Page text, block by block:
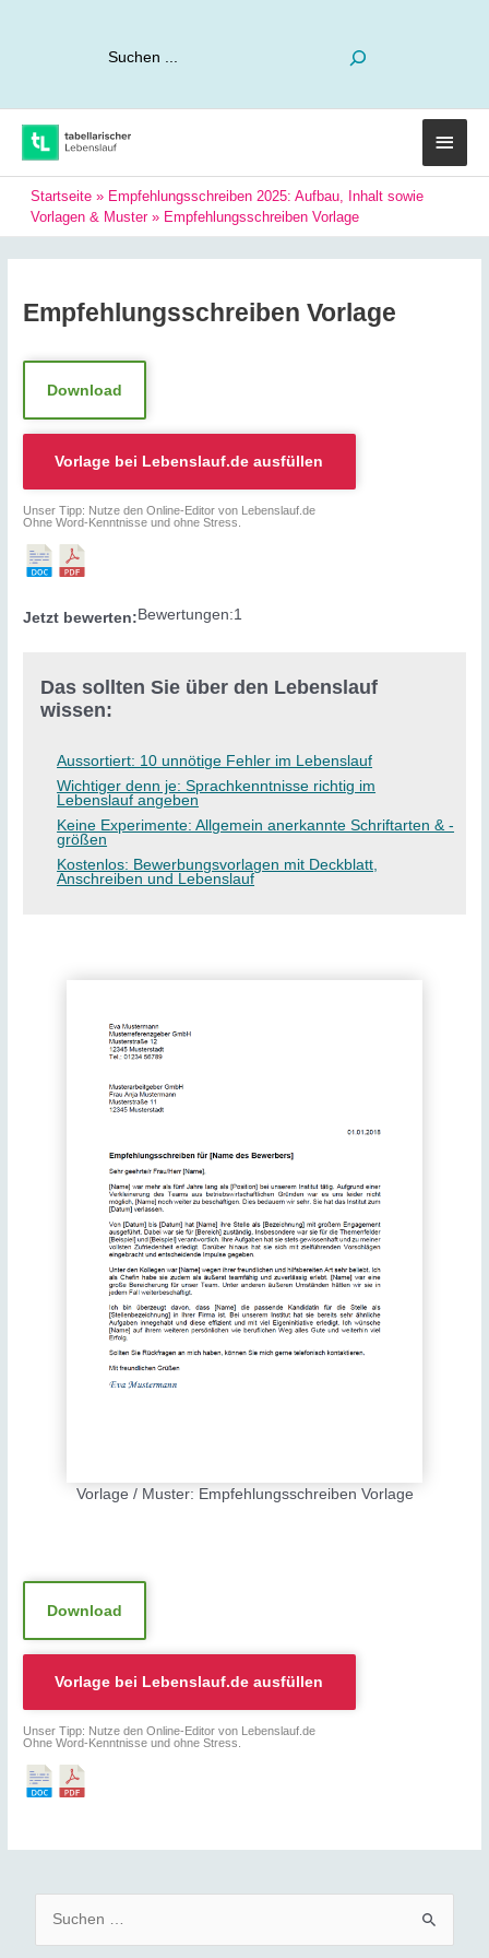
Startseite » Empfehlungsschreiben 2025: Aufbau, Inhalt sowie
Vorlagen & Muster» Empfehlungsschreiben Vorlage
Empfehlungsschreiben Vorlage
Download
Vorlage bei Lebenslauf.de ausfüllen
Unser Tipp: Nutze den Online-Editor von Lebenslauf.de
Ohne Word-Kenntnisse und ohne Stress.
Jetzt bewerten: Bewertungen:1
Das sollten Sie über den Lebenslauf
wissen:
Aussortiert: 10 unnötige Fehler im Lebenslauf
Wichtiger denn je: Sprachkenntnisse richtig im
Lebenslauf angeben
Keine Experimente: Allgemein anerkannte Schriftarten & -
größen
Kostenlos: Bewerbungsvorlagen mit Deckblatt,
Anschreiben und Lebenslauf
Vorlage / Muster: Empfehlungsschreiben Vorlage
Download
Vorlage bei Lebenslauf.de ausfüllen
Unser Tipp: Nutze den Online-Editor von Lebenslauf.de
Ohne Word-Kenntnisse und ohne Stress.